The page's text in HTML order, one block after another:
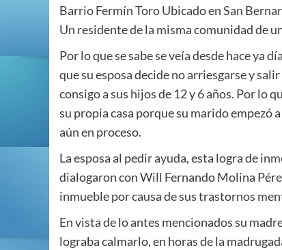
Barrio Fermín Toro Ubicado en San
Un residente de la misma comunidad de
Por lo que se sabe se veía desde hace
que su esposa decide no arriesgarse y
consigo a sus hijos de 12 y 6 años. Por lo
su propia casa porque su marido empezó
aún en proceso.
La esposa al pedir ayuda, esta logra de
dialogaron con Will Fernando Molina
inmueble por causa de sus trastornos
En vista de lo antes mencionados su
lograba calmarlo, en horas de la